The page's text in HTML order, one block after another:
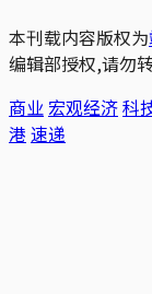
本刊载内容版权为
编辑部授权,请勿
商业 宏观经济科
港 速递